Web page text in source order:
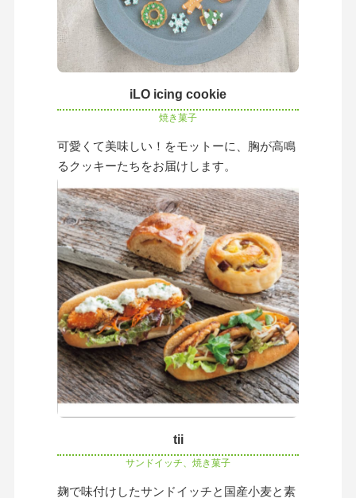
iLO icing cookie
焼き菓子
可愛くて美味しい！をモットーに、胸が高鳴
るクッキーたちをお届けします。
tii
サンドイッチ、焼き菓子
麹で味付けしたサンドイッチと国産小麦と素